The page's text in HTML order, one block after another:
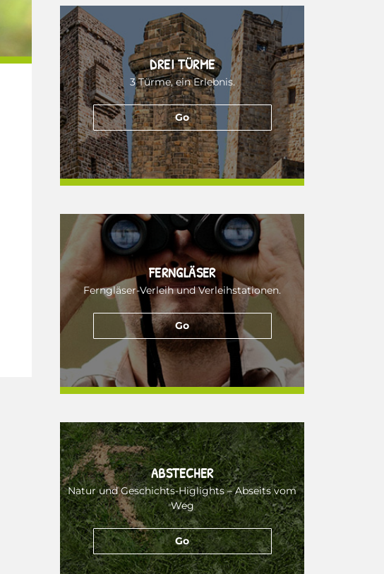
DREI TÜRME
3 Türme, ein Erlebnis.
Go
FERNGLÄSER
Ferngläser-Verleih und Verleihstationen.
Go
ABSTECHER
Natur und Geschichts-Higlights – Abseits vom
Weg
Go